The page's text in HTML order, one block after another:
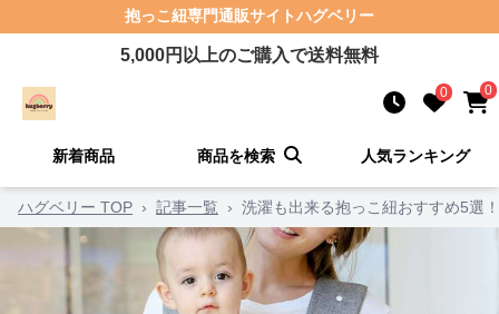
抱っこ紐専門通販サイトハグベリー
5,000円以上のご購入で送料無料
0 0
新着商品 商品を検索 人気ランキング
ハグベリー TOP › 記事一覧 › 洗濯も出来る抱っこ紐おすすめ5選